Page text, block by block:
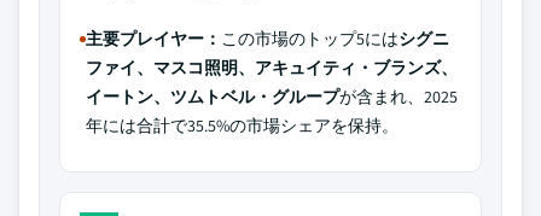
主要プレイヤー： この市場のトップ5にはシグニ
ファイ、マスコ照明、アキュイティ・ブランズ、
イートン、ツムトベル・グループが含まれ、2025
年には合計で35.5%の市場シェアを保持。